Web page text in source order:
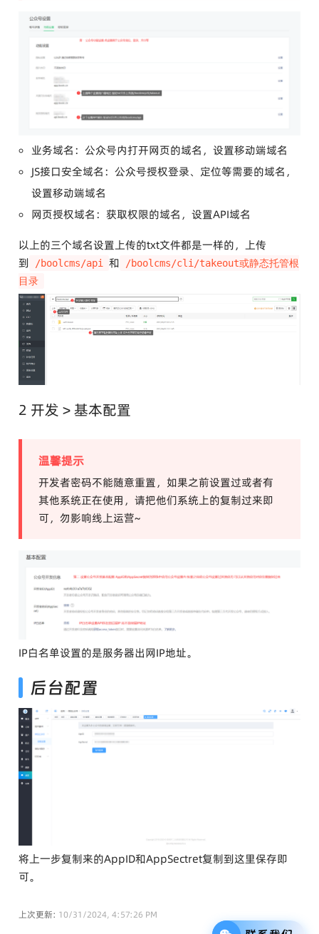
业务域名：公众号内打开网页的域名，设置移动端域名
JS接口安全域名：公众号授权登录、定位等需要的域名，
设置移动端域名
网页授权域名：获取权限的域名，设置API域名
以上的三个域名设置上传的txt文件都是一样的，上传
到
/boolcms/api 和
/boolcms/cli/takeout或静态托管根
目录
2 开发 > 基本配置
温馨提示
开发者密码不能随意重置，如果之前设置过或者有
其他系统正在使用，请把他们系统上的复制过来即
可，勿影响线上运营~
IP白名单设置的是服务器出网IP地址。
后台配置
将上一步复制来的AppID和AppSectret复制到这里保存即
可。
上次更新: 10/31/2024, 4:57:26 PM